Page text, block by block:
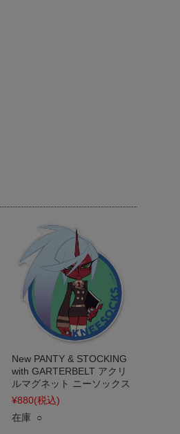
New PANTY & STOCKING
with GARTERBELT アクリ
ルマグネット ニーソックス
¥880(税込)
在庫 ○